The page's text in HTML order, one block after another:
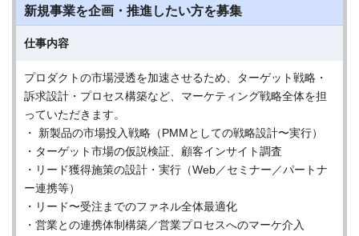
新規事業を企画・推進したい方を募集
仕事内容
プロダクトの市場浸透を加速させるため、ターゲット戦略・
訴求設計・プロセス構築など、マーケティング戦略全体を担
っていただきます。
・ 新製品の市場投入戦略（PMMとしての戦略設計〜実行）
・ターゲット市場の仮説検証、顧客インサイト調査
・リード獲得施策の設計・実行（Web／セミナー／パートナ
ー連携等）
・リード〜受注までのファネル全体最適化
・営業との連携体制構築／営業プロセスへのマーケ介入